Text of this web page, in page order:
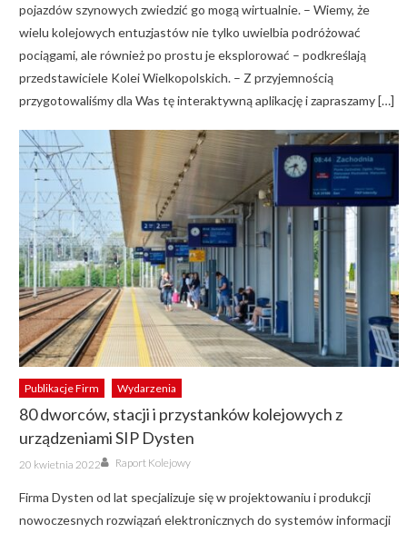
pojazdów szynowych zwiedzić go mogą wirtualnie. – Wiemy, że
wielu kolejowych entuzjastów nie tylko uwielbia podróżować
pociągami, ale również po prostu je eksplorować – podkreślają
przedstawiciele Kolei Wielkopolskich. – Z przyjemnością
przygotowaliśmy dla Was tę interaktywną aplikację i zapraszamy […]
Publikacje Firm Wydarzenia
80 dworców, stacji i przystanków kolejowych z
urządzeniami SIP Dysten
Posted
on
20 kwietnia 2022 Author
Raport Kolejowy
Firma Dysten od lat specjalizuje się w projektowaniu i produkcji
nowoczesnych rozwiązań elektronicznych do systemów informacji